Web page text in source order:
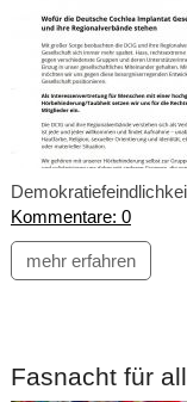
Kommentare: 0
mehr erfahren
Fasnacht für